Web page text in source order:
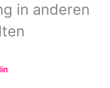
in anderen